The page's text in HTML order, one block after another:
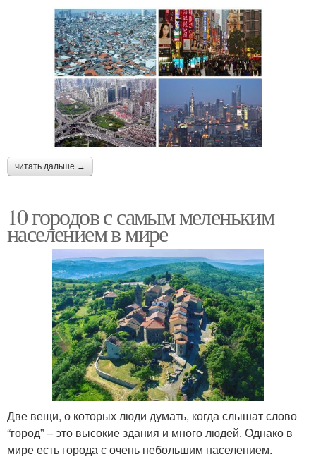
читать дальше →
10 городов с самым меленьким
населением в мире
Две вещи, о которых люди думать, когда слышат слово
“город” – это высокие здания и много людей. Однако в
мире есть города с очень небольшим населением.